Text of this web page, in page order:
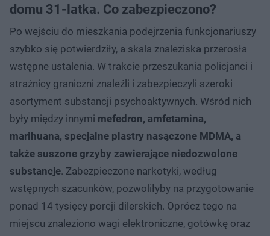
domu 31-latka. Co zabezpieczono?
Po wejściu do mieszkania podejrzenia funkcjonariuszy
szybko się potwierdziły, a skala znaleziska przerosła
wstępne ustalenia. W trakcie przeszukania policjanci i
strażnicy graniczni znaleźli i zabezpieczyli szeroki
asortyment substancji psychoaktywnych. Wśród nich
były między innymi mefedron, amfetamina,
marihuana, specjalne plastry nasączone MDMA, a
także suszone grzyby zawierające niedozwolone
substancje. Zabezpieczone narkotyki, według
wstępnych szacunków, pozwoliłyby na przygotowanie
ponad 14 tysięcy porcji dilerskich. Oprócz tego na
miejscu znaleziono wagi elektroniczne, gotówkę oraz